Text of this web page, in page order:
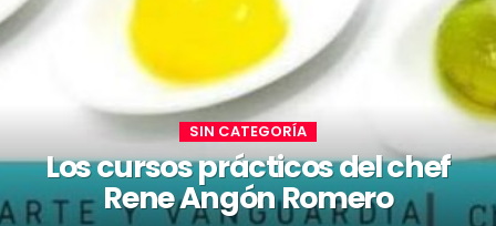
SIN CATEGORÍA
Los cursos prácticos del chef
Rene Angón Romero